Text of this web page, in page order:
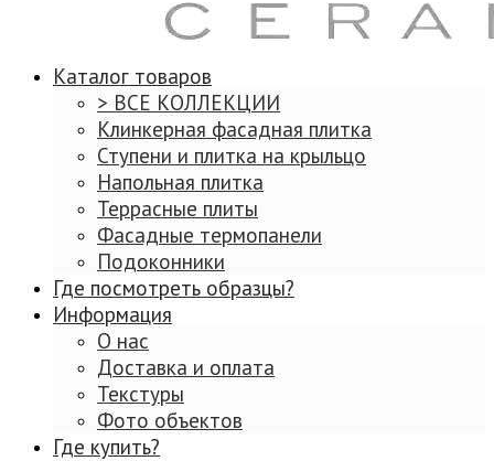
Каталог товаров
> ВСЕ КОЛЛЕКЦИИ
Клинкерная фасадная плитка
Ступени и плитка на крыльцо
Напольная плитка
Террасные плиты
Фасадные термопанели
Подоконники
Где посмотреть образцы?
Информация
О нас
Доставка и оплата
Текстуры
Фото объектов
Где купить?